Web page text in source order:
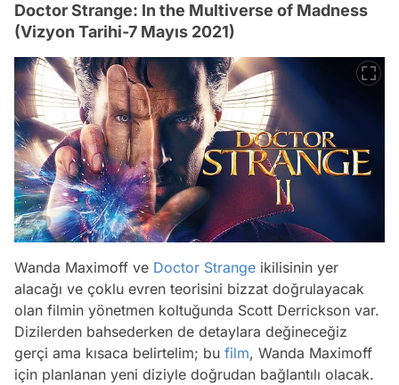
Doctor Strange: In the Multiverse of Madness
(Vizyon Tarihi-7 Mayıs 2021)
Wanda Maximoff ve Doctor Strange ikilisinin yer
alacağı ve çoklu evren teorisini bizzat doğrulayacak
olan filmin yönetmen koltuğunda Scott Derrickson var.
Dizilerden bahsederken de detaylara değineceğiz
gerçi ama kısaca belirtelim; bu film, Wanda Maximoff
için planlanan yeni diziyle doğrudan bağlantılı olacak.